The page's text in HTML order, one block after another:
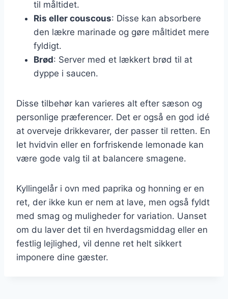
til måltidet.
Ris eller couscous: Disse kan absorbere
den lækre marinade og gøre måltidet mere
fyldigt.
Brød: Server med et lækkert brød til at
dyppe i saucen.
Disse tilbehør kan varieres alt efter sæson og
personlige præferencer. Det er også en god idé
at overveje drikkevarer, der passer til retten. En
let hvidvin eller en forfriskende lemonade kan
være gode valg til at balancere smagene.
Kyllingelår i ovn med paprika og honning er en
ret, der ikke kun er nem at lave, men også fyldt
med smag og muligheder for variation. Uanset
om du laver det til en hverdagsmiddag eller en
festlig lejlighed, vil denne ret helt sikkert
imponere dine gæster.